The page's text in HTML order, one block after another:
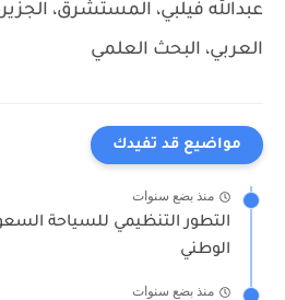
عبدالله فيلبي، المستشرق،
العربي، البحث العلمي
مواضيع قد تفيدك
منذ بضع سنوات
الوطني
منذ بضع سنوات